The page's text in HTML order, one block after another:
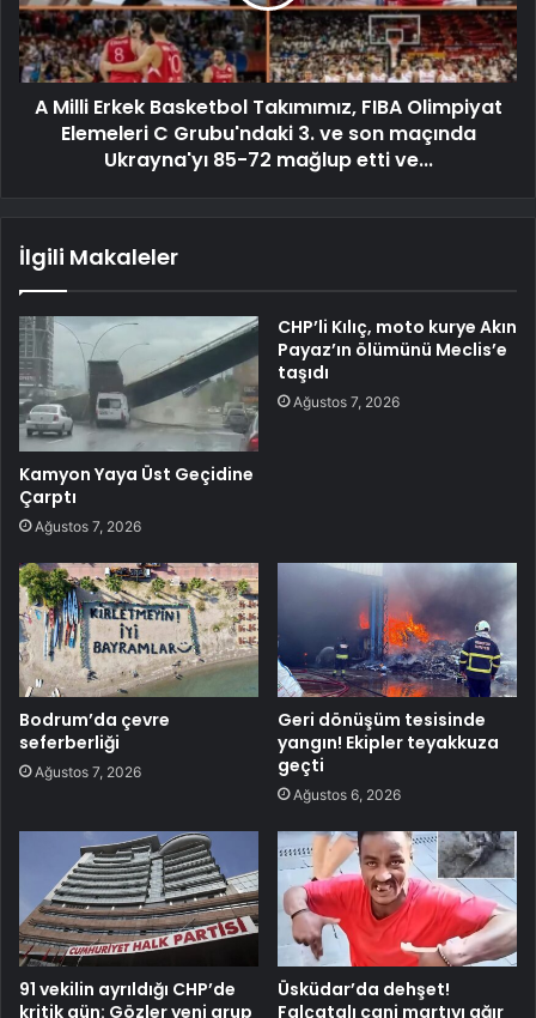
A Milli Erkek Basketbol Takımımız, FIBA ​​Olimpiyat
Elemeleri C Grubu'ndaki 3. ve son maçında
Ukrayna'yı 85-72 mağlup etti ve...
İlgili Makaleler
Kamyon Yaya Üst Geçidine
Çarptı
Ağustos 7, 2026
CHP’li Kılıç, moto kurye Akın
Payaz’ın ölümünü Meclis’e
taşıdı
Ağustos 7, 2026
Bodrum’da çevre
seferberliği
Ağustos 7, 2026
Geri dönüşüm tesisinde
yangın! Ekipler teyakkuza
geçti
Ağustos 6, 2026
91 vekilin ayrıldığı CHP’de
kritik gün: Gözler yeni grup
Üsküdar’da dehşet!
Falçatalı cani martıyı ağır